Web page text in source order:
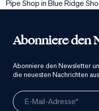
Pipe Shop in Blue Ridge
Abonniere den
Abonniere den Newsletter
die neuesten Nachrichten
E-Mail-Adresse*